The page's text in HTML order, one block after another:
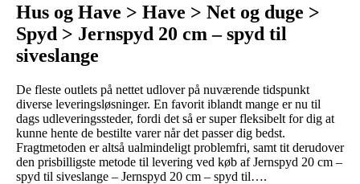
Hus og Have > Have > Net og duge >
Spyd > Jernspyd 20 cm – spyd til
siveslange
De fleste outlets på nettet udlover på nuværende tidspunkt
diverse leveringsløsninger. En favorit iblandt mange er nu til
dags udleveringssteder, fordi det så er super fleksibelt for dig at
kunne hente de bestilte varer når det passer dig bedst.
Fragtmetoden er altså ualmindeligt problemfri, samt tit derudover
den prisbilligste metode til levering ved køb af Jernspyd 20 cm –
spyd til siveslange – Jernspyd 20 cm – spyd til….